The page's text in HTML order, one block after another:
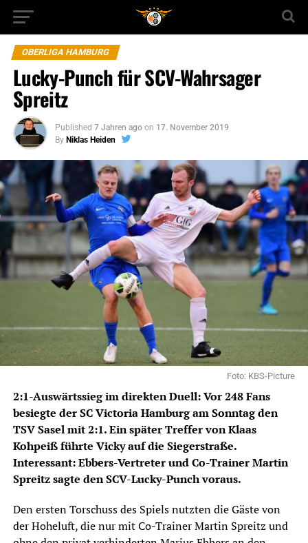
OBERLIGA HAMBURG
Lucky-Punch für SCV-Wahrsager
Spreitz
Published 7 Jahren ago on 17. November 2019
By Niklas Heiden
Foto: KBS-Picture
2:1-Auswärtssieg im direkten Duell: Vor 248 Fans
besiegte der SC Victoria Hamburg am Sonntag den
TSV Sasel mit 2:1. Ein später Treffer von Klaas
Kohpeiß führte Vicky auf die Siegerstraße.
Interessant: Ebbers-Vertreter und Co-Trainer Martin
Spreitz sagte den SCV-Lucky-Punch voraus.
Den ersten Torschuss des Spiels nutzten die Gäste von
der Hoheluft, die nur mit Co-Trainer Martin Spreitz und